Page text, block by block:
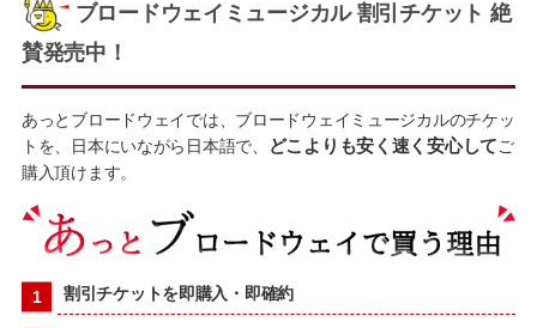
ブロードウェイミュージカル 割引チケット 絶
賛発売中！
あっとブロードウェイでは、ブロードウェイミュージカルのチケッ
トを、日本にいながら日本語で、
どこよりも安く速く安心してご
購入頂けます。
割引チケットを即購入・即確約